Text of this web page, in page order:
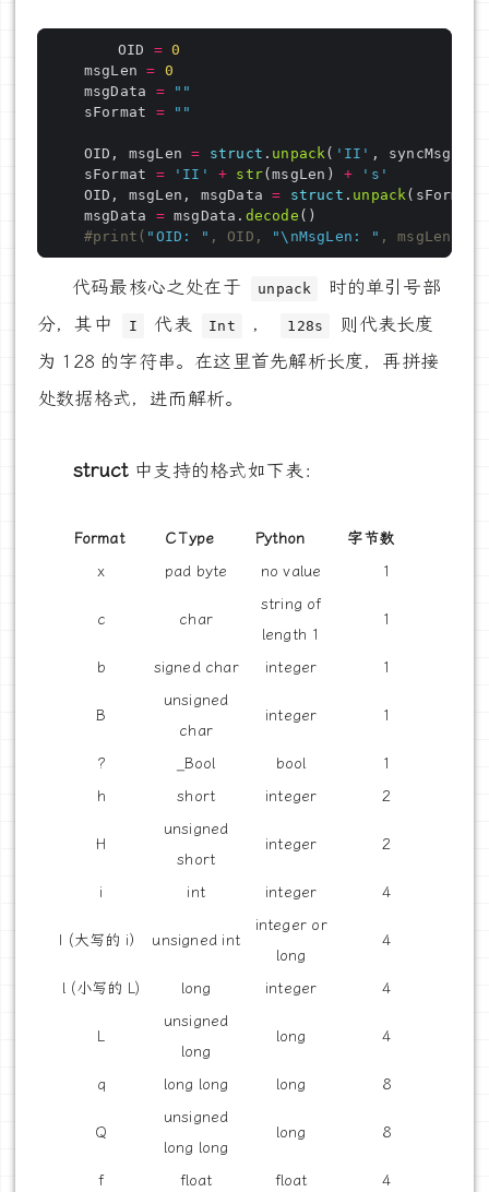
		OID
= 0
    msgLen
= 0
    msgData
=
""
    sFormat
= ""
    OID, msgLen
= struct . unpack( ' II ' , syncMsg[
    sFormat
= ' II ' + str(msgLen) +
's'
    OID, msgLen, msgData
= struct . unpack
    msgData
= msgData. decode
#print( "OID: " , OID, "\nMsgLen: " , msgLen,
代码最核心之处在于 unpack
时的单引号部
分，其中
I 代表 Int ， 128s
则代表长度
为 128 的字符串。在这里首先解析长度，再拼接
处数据格式，进而解析。
struct中支持的格式如下表：
Format C Type Python
字节数
x
pad byte no value 1
c char
string of
length 1
1
b signed char integer 1
B
unsigned
char
integer 1
? _Bool bool
1
h
short integer 2
H
unsigned
short
integer 2
i int integer 4
I (大写的 i） unsigned int
integer or
long
4
l (小写的 L) long integer 4
L
unsigned
long
long 4
q long long long 8
Q
unsigned
long long
long 8
f float float
4